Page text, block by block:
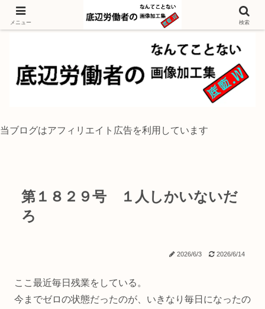
独身底辺おじさんが風景写真をイラスト風に加工するブログ
当ブログはアフィリエイト広告を利用しています
第１８２９号 １人しかいないだ
ろ
2026/6/3 2026/6/14
ここ最近毎日残業をしている。
今までゼロの状態だったのが、いきなり毎日になったの
メニュー 検索